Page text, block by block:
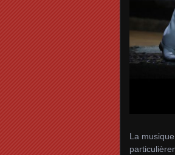
La